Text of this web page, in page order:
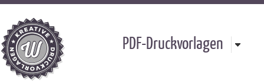
PDF-Druckvorlagen